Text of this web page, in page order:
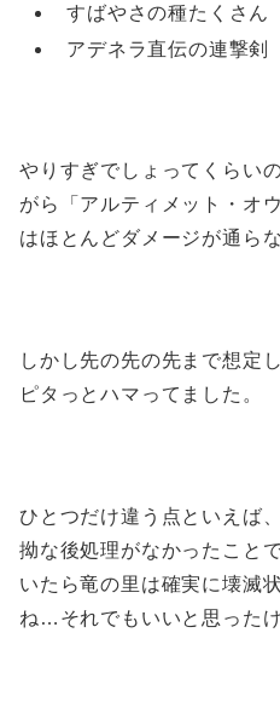
すばやさの種たくさん
アデネラ直伝の連撃剣
やりすぎでしょってくらい
がら「アルティメット・オ
はほとんどダメージが通らな
しかし先の先の先まで想定
ピタっとハマってました。
ひとつだけ違う点といえば
拗な後処理がなかったこと
いたら竜の里は確実に壊滅
ね…それでもいいと思ったけ